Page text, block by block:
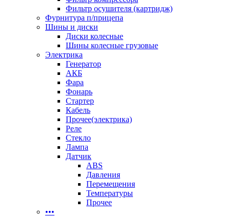
Фильтр осушителя (картридж)
Фурнитура п/прицепа
Шины и диски
Диски колесные
Шины колесные грузовые
Электрика
Генератор
АКБ
Фара
Фонарь
Стартер
Кабель
Прочее(электрика)
Реле
Стекло
Лампа
Датчик
ABS
Давления
Перемещения
Температуры
Прочее
•••